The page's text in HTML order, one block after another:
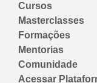
Cursos
Masterclasses
Formações
Mentorias
Comunidade
Acessar